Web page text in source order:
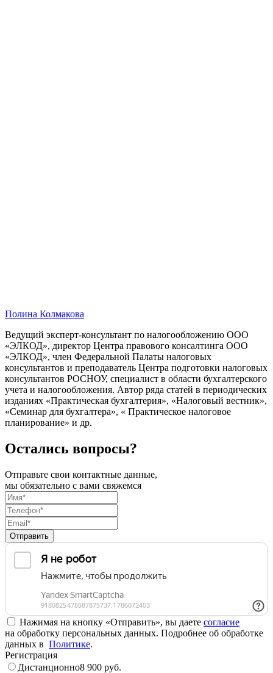
Полина Колмакова
Ведущий эксперт-консультант по налогообложению ООО
«ЭЛКОД», директор Центра правового консалтинга ООО
«ЭЛКОД», член Федеральной Палаты налоговых
консультантов и преподаватель Центра подготовки налоговых
консультантов РОСНОУ, специалист в области бухгалтерского
учета и налогообложения. Автор ряда статей в периодических
изданиях «Практическая бухгалтерия», «Налоговый вестник»,
«Семинар для бухгалтера», « Практическое налоговое
планирование» и др.
Остались вопросы?
Отправьте свои контактные данные,
мы обязательно с вами свяжемся
Отправить
Нажимая на кнопку «Отправить», вы даете согласие
на обработку персональных данных. Подробнее об обработке
данных в Политике.
Регистрация
Дистанционно8 900 руб.